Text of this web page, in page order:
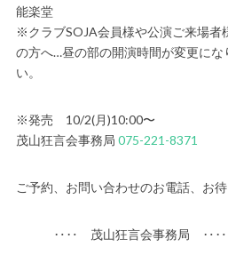
能楽堂
※クラブSOJA会員様や公演ご来場者
の方へ…昼の部の開演時間が変更にな
い。
※発売 10/2(月)10:00〜
茂山狂言会事務局 075-221-8371
ご予約、お問い合わせのお電話、お
‥‥ 茂山狂言会事務局 ‥‥